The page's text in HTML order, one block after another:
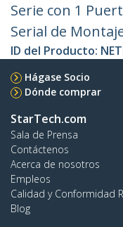
Serie con 1
Serial de
ID del Producto:
Hágase Socio
Dónde comprar
StarTech.com
Sala de Prensa
Contáctenos
Acerca de nosotros
Empleos
Calidad y Conformidad
Blog